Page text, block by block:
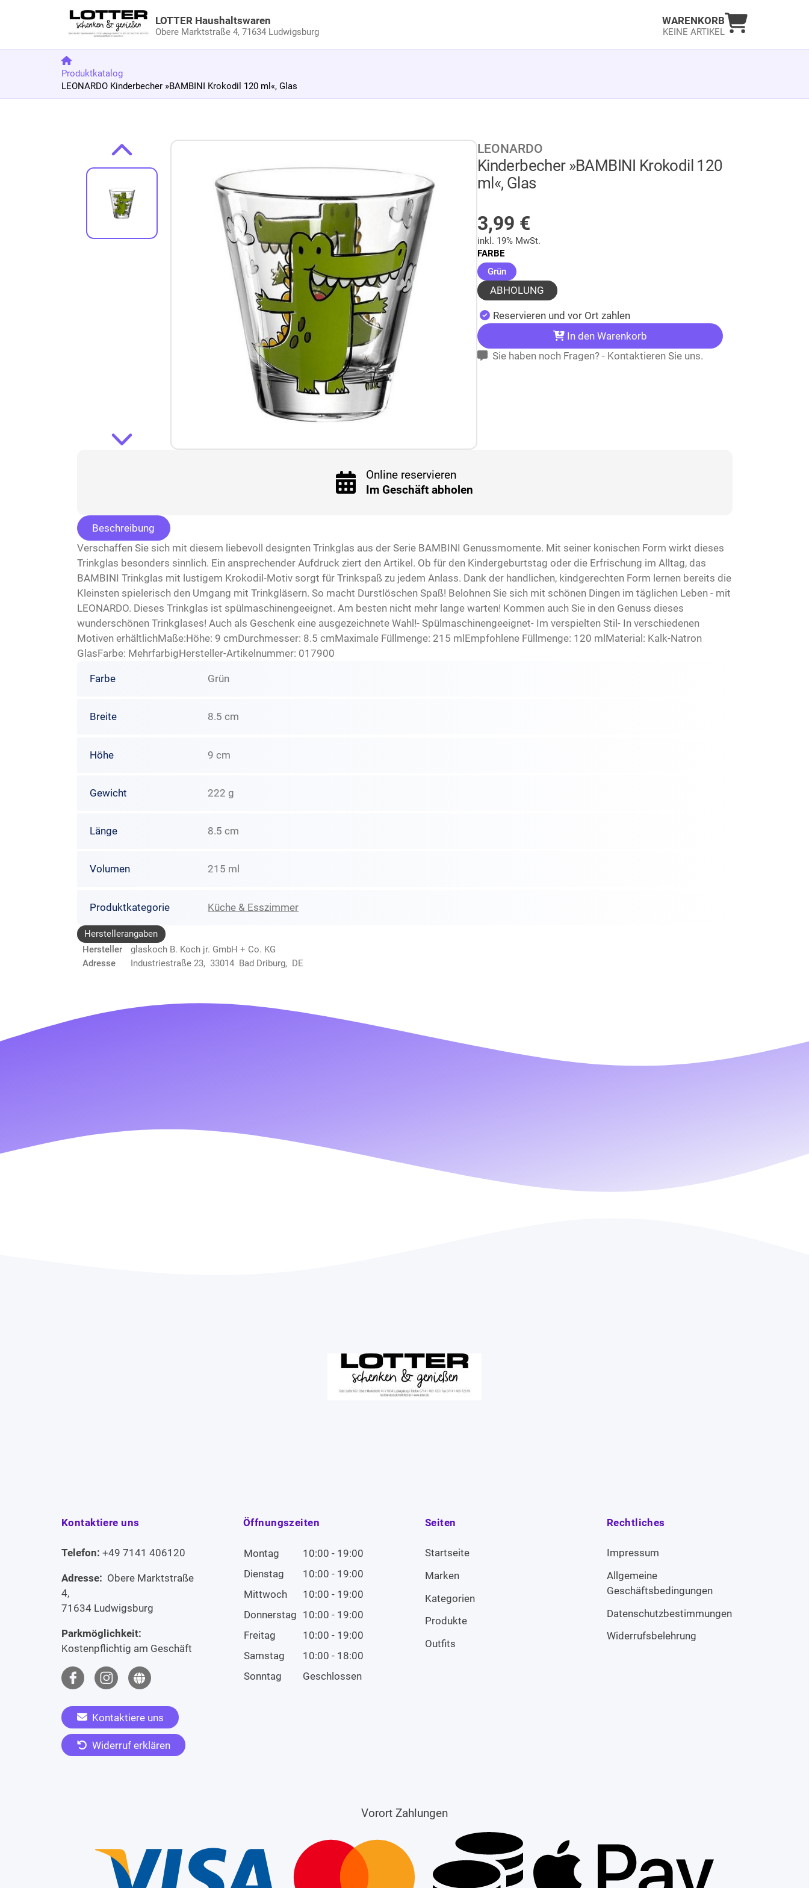
LOTTER Haushaltswaren
Obere Marktstraße 4, 71634 Ludwigsburg
WARENKORB
KEINE ARTIKEL
Warenkorb
Produktkatalog
LEONARDO Kinderbecher »BAMBINI Krokodil 120 ml«, Glas
Zur Produktbeschreibung springen LEONARDO
Kinderbecher »BAMBINI Krokodil 120
ml«, Glas
3,99 €
inkl. 19% MwSt.
FARBE
Grün(ausgewählt)
ABHOLUNG
Reservieren und vor Ort zahlen
In den Warenkorb
Sie haben noch Fragen? - Kontaktieren Sie uns.
Online reservieren
Im Geschäft abholen
Beschreibung
Verschaffen Sie sich mit diesem liebevoll designten Trinkglas aus der Serie BAMBINI Genussmomente. Mit seiner konischen Form wirkt dieses
Trinkglas besonders sinnlich. Ein ansprechender Aufdruck ziert den Artikel. Ob für den Kindergeburtstag oder die Erfrischung im Alltag, das
BAMBINI Trinkglas mit lustigem Krokodil-Motiv sorgt für Trinkspaß zu jedem Anlass. Dank der handlichen, kindgerechten Form lernen bereits die
Kleinsten spielerisch den Umgang mit Trinkgläsern. So macht Durstlöschen Spaß! Belohnen Sie sich mit schönen Dingen im täglichen Leben - mit
LEONARDO. Dieses Trinkglas ist spülmaschinengeeignet. Am besten nicht mehr lange warten! Kommen auch Sie in den Genuss dieses
wunderschönen Trinkglases! Auch als Geschenk eine ausgezeichnete Wahl!- Spülmaschinengeeignet- Im verspielten Stil- In verschiedenen
Motiven erhältlichMaße:Höhe: 9 cmDurchmesser: 8.5 cmMaximale Füllmenge: 215 mlEmpfohlene Füllmenge: 120 mlMaterial: Kalk-Natron
GlasFarbe: MehrfarbigHersteller-Artikelnummer: 017900
Farbe Grün
Breite 8.5 cm
Höhe 9 cm
Gewicht 222 g
Länge 8.5 cm
Volumen 215 ml
Produktkategorie Küche & Esszimmer
Herstellerangaben
Hersteller
glaskoch B. Koch jr. GmbH + Co. KG
Adresse
Industriestraße 23, 33014 Bad Driburg, DE
Kontaktiere uns
Telefon: +49 7141 406120
Adresse: Obere Marktstraße
4,
71634 Ludwigsburg
Parkmöglichkeit:
Kostenpflichtig am Geschäft
Kontaktiere uns
Widerruf erklären
Öffnungszeiten
Montag
10:00 - 19:00
Dienstag
10:00 - 19:00
Mittwoch
10:00 - 19:00
Donnerstag 10:00 - 19:00
Freitag
10:00 - 19:00
Samstag
10:00 - 18:00
Sonntag
Geschlossen
Seiten
Startseite
Marken
Kategorien
Produkte
Outfits
Rechtliches
Impressum
Allgemeine
Geschäftsbedingungen
Datenschutzbestimmungen
Widerrufsbelehrung
Vorort Zahlungen